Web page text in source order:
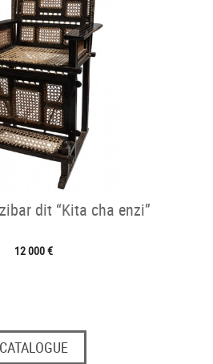
dit “Kita cha enzi”
12 000 €
CATALOGUE